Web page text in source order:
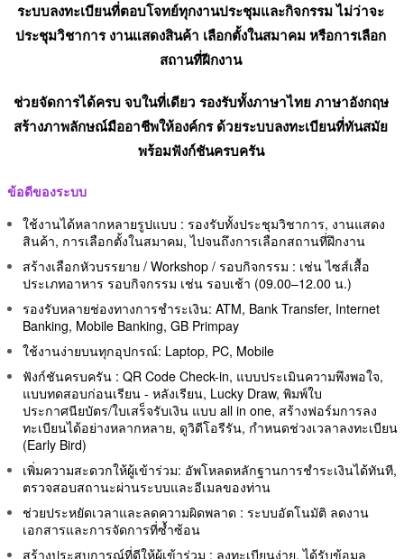
ระบบลงทะเบียนที่ตอบโจทย์ทุกงานประชุมและกิจกรรม ไม่ว่าจะ
ประชุมวิชาการ งานแสดงสินค้า เลือกตั้งในสมาคม หรือการเลือก
สถานที่ฝีกงาน
ช่วยจัดการได้ครบ จบในที่เดียว รองรับทั้งภาษาไทย ภาษาอังกฤษ
สร้างภาพลักษณ์มืออาชีพให้องค์กร ด้วยระบบลงทะเบียนที่ทันสมัย
พร้อมฟังก์ชันครบครัน
ข้อดีของระบบ
ใช้งานได้หลากหลายรูปแบบ : รองรับทั้งประชุมวิชาการ, งานแสดง
สินค้า, การเลือกตั้งในสมาคม, ไปจนถึงการเลือกสถานที่ฝึกงาน
สร้างเลือกหัวบรรยาย / Workshop / รอบกิจกรรม : เช่น ไซส์เสื้อ
ประเภทอาหาร รอบกิจกรรม เช่น รอบเช้า (09.00–12.00 น.)
รองรับหลายช่องทางการชำระเงิน: ATM, Bank Transfer, Internet
Banking, Mobile Banking, GB Primpay
ใช้งานง่ายบนทุกอุปกรณ์: Laptop, PC, Mobile
ฟังก์ชันครบครัน : QR Code Check-in, แบบประเมินความพึงพอใจ,
แบบทดสอบก่อนเรียน - หลังเรียน, Lucky Draw, พิมพ์ใบ
ประกาศนียบัตร/ใบเสร็จรับเงิน แบบ all in one, สร้างฟอร์มการลง
ทะเบียนได้อย่างหลากหลาย, ดูวิดีโอรีรัน, กำหนดช่วงเวลาลงทะเบียน
(Early Bird)
เพิ่มความสะดวกให้ผู้เข้าร่วม: อัพโหลดหลักฐานการชำระเงินได้ทันที,
ตรวจสอบสถานะผ่านระบบและอีเมลของท่าน
ช่วยประหยัดเวลาและลดความผิดพลาด : ระบบอัตโนมัติ ลดงาน
เอกสารและการจัดการที่ซ้ำซ้อน
สร้างประสบการณ์ที่ดีให้ผู้เข้าร่วม : ลงทะเบียนง่าย, ได้รับข้อมูล